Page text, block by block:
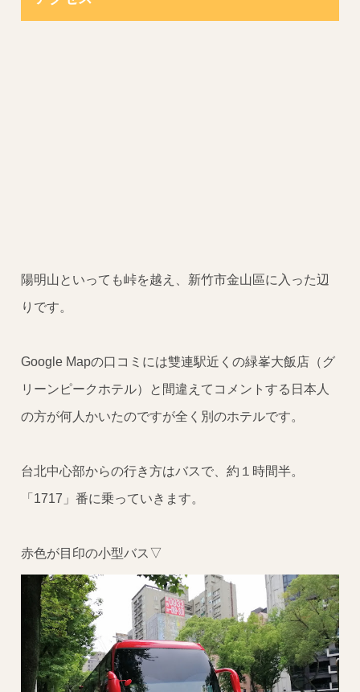
陽明山といっても峠を越え、新竹市金山區に入った辺
りです。
Google Mapの口コミには雙連駅近くの緑峯大飯店（グ
リーンピークホテル）と間違えてコメントする日本人
の方が何人かいたのですが全く別のホテルです。
台北中心部からの行き方はバスで、約１時間半。
「1717」番に乗っていきます。
赤色が目印の小型バス▽